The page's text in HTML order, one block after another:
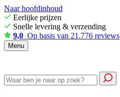
Naar hoofdinhoud
Eerlijke prijzen
Snelle levering & verzending
9,0 Op basis van 21.776 reviews
Menu